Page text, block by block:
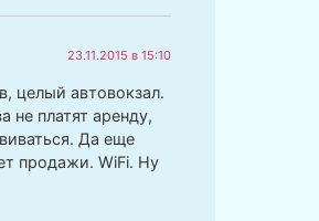
23.11.2015 в 15:10
целый автовокзал.
не платят аренду,
Да еще
продажи. WiFi. Ну